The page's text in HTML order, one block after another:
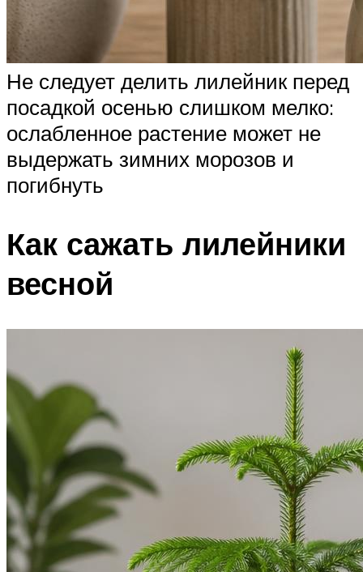
Не следует делить лилейник перед
посадкой осенью слишком мелко:
ослабленное растение может не
выдержать зимних морозов и
погибнуть
Как сажать лилейники
весной